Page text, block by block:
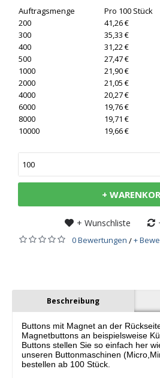
Auftragsmenge Pro 100 Stück
200
41,26 €
300
35,33 €
400
31,22 €
500
27,47 €
1000
21,90 €
2000
21,05 €
4000
20,27 €
6000
19,76 €
8000
19,71 €
10000
19,66 €
+
+ Wunschliste
0 Bewertungen /+
Beschreibung
Buttons mit Magnet an der
Magnetbuttons an beispielsweise
Buttons stellen Sie so einfach her
unseren Buttonmaschinen
bestellen ab 100 Stück.